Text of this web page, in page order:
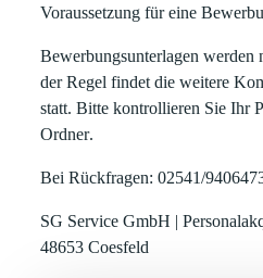
Voraussetzung für eine
Bewerbungsunterlagen werden
der Regel findet die weitere
statt. Bitte kontrollieren Sie Ihr
Ordner.
Bei Rückfragen: 02541/
SG Service GmbH |
48653 Coesfeld